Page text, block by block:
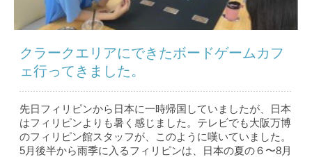
クラークエリアにできたボードゲームカフ
ェ行ってきました。
先日フィリピンから日本に一時帰国していましたが、日本
はフィリピンよりも暑く感じました。テレビでも大阪万博
のフィリピン館スタッフが、このように嘆いていました。
5月後半から雨季に入るフィリピンは、日本の夏の６〜8月